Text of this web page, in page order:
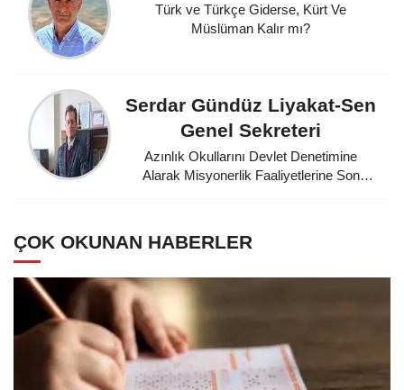
Türk ve Türkçe Giderse, Kürt Ve
Müslüman Kalır mı?
Serdar Gündüz Liyakat-Sen
Genel Sekreteri
Azınlık Okullarını Devlet Denetimine
Alarak Misyonerlik Faaliyetlerine Son
ÇOK OKUNAN HABERLER